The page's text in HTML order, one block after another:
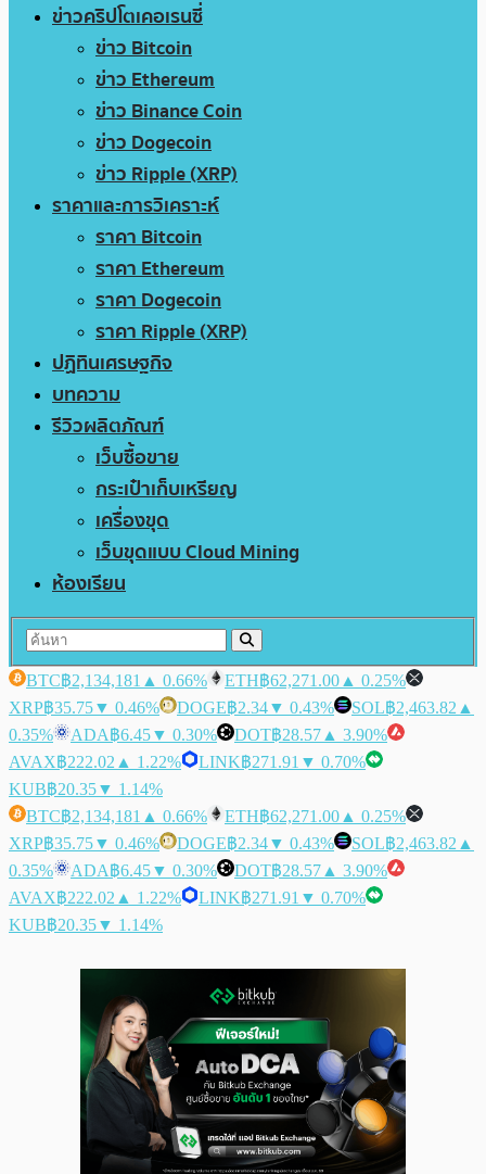
ข่าวคริปโตเคอเรนซี่
ข่าว Bitcoin
ข่าว Ethereum
ข่าว Binance Coin
ข่าว Dogecoin
ข่าว Ripple (XRP)
ราคาและการวิเคราะห์
ราคา Bitcoin
ราคา Ethereum
ราคา Dogecoin
ราคา Ripple (XRP)
ปฏิทินเศรษฐกิจ
บทความ
รีวิวผลิตภัณฑ์
เว็บซื้อขาย
กระเป๋าเก็บเหรียญ
เครื่องขุด
เว็บขุดแบบ Cloud Mining
ห้องเรียน
BTC฿2,134,181 ▲ 0.66% ETH฿62,271.00 ▲ 0.25%
XRP฿35.75▼ 0.46% DOGE฿2.34▼ 0.43% SOL฿2,463.82 ▲
0.35%
ADA฿6.45▼ 0.30% DOT฿28.57 ▲ 3.90%
AVAX฿222.02 ▲ 1.22% LINK฿271.91 ▼ 0.70%
KUB฿20.35▼ 1.14%
BTC฿2,134,181 ▲ 0.66% ETH฿62,271.00 ▲ 0.25%
XRP฿35.75▼ 0.46% DOGE฿2.34▼ 0.43% SOL฿2,463.82 ▲
0.35%
ADA฿6.45▼ 0.30% DOT฿28.57 ▲ 3.90%
AVAX฿222.02 ▲ 1.22% LINK฿271.91 ▼ 0.70%
KUB฿20.35▼ 1.14%